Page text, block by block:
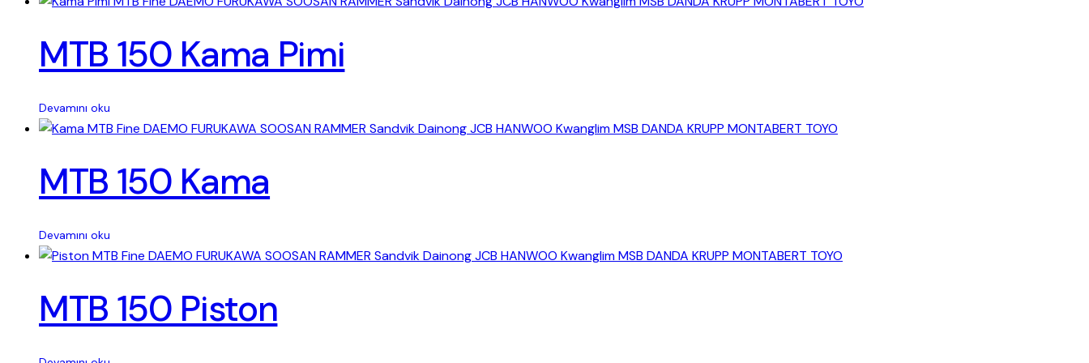
MTB 150 Kama Pimi
Devamını oku
MTB 150 Kama
Devamını oku
MTB 150 Piston